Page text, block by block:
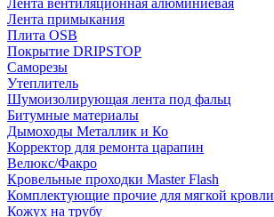
Лента вентиляционная алюминиевая
Лента примыкания
Плита OSB
Покрытие DRIPSTOP
Саморезы
Утеплитель
Шумоизолирующая лента под фальц
Битумные материалы
Дымоходы Металлик и Ко
Корректор для ремонта царапин
Велюкс/Факро
Кровельные проходки Master Flash
Комплектующие прочие для мягкой кровли
Кожух на трубу